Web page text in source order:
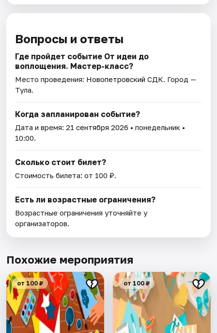
Вопросы и ответы
Где пройдет событие От идеи до
воплощения. Мастер-класс?
Место проведения: Новопетровский СДК. Город —
Тула.
Когда запланирован событие?
Дата и время:21 сентября 2026 • понедельник •
10:00.
Сколько стоит билет?
Стоимость билета: от 100 ₽.
Есть ли возрастные ограничения?
Возрастные ограничения уточняйте у
организаторов.
Похожие мероприятия
от 100 ₽ от 100 ₽